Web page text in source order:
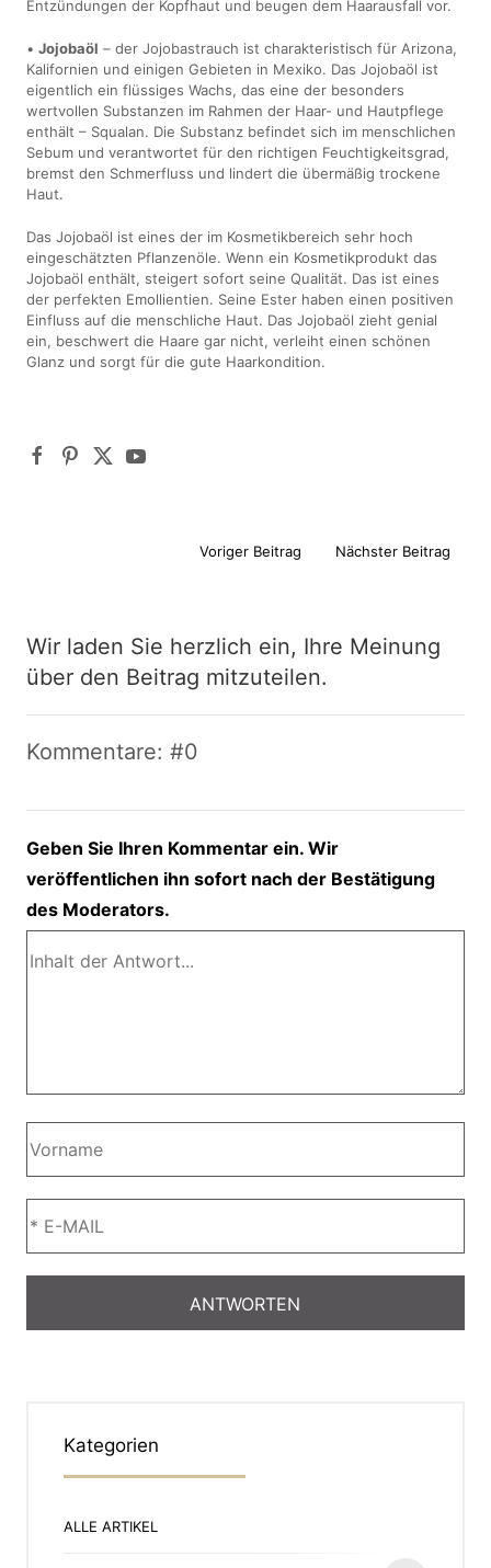
Entzündungen der Kopfhaut und beugen dem Haarausfall vor.
•Jojobaöl – der Jojobastrauch ist charakteristisch für Arizona,
Kalifornien und einigen Gebieten in Mexiko. Das Jojobaöl ist
eigentlich ein flüssiges Wachs, das eine der besonders
wertvollen Substanzen im Rahmen der Haar- und Hautpflege
enthält – Squalan. Die Substanz befindet sich im menschlichen
Sebum und verantwortet für den richtigen Feuchtigkeitsgrad,
bremst den Schmerfluss und lindert die übermäßig trockene
Haut.
Das Jojobaöl ist eines der im Kosmetikbereich sehr hoch
eingeschätzten Pflanzenöle. Wenn ein Kosmetikprodukt das
Jojobaöl enthält, steigert sofort seine Qualität. Das ist eines
der perfekten Emollientien. Seine Ester haben einen positiven
Einfluss auf die menschliche Haut. Das Jojobaöl zieht genial
ein, beschwert die Haare gar nicht, verleiht einen schönen
Glanz und sorgt für die gute Haarkondition.
Voriger Beitrag Nächster Beitrag
Wir laden Sie herzlich ein, Ihre Meinung
über den Beitrag mitzuteilen.
Kommentare: #0
Geben Sie Ihren Kommentar ein. Wir
veröffentlichen ihn sofort nach der Bestätigung
des Moderators.
Kategorien
ALLE ARTIKEL